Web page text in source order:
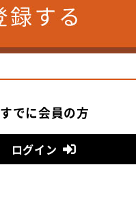
すでに会員の方
ログイン